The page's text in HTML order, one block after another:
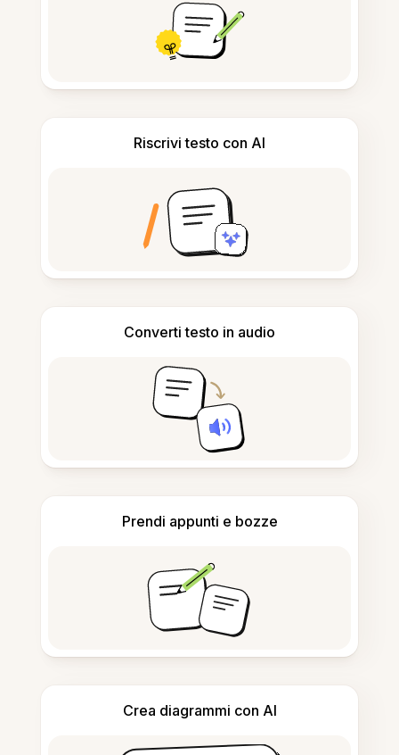
Riscrivi testo con AI
Converti testo in audio
Prendi appunti e bozze
Crea diagrammi con AI